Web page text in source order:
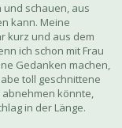
und schauen, aus
kann. Meine
kurz und aus dem
ich schon mit Frau
Gedanken machen,
toll geschnittene
abnehmen könnte,
in der Länge.